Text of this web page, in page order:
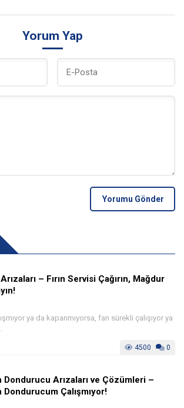
Yorum Yap
Yorumu Gönder
Arızaları – Fırın Servisi Çağırın, Mağdur
ya da kapanmıyorsa, fan sürekli çalışıyor ya
4500 0
Dondurucu Arızaları ve Çözümleri –
Dondurucum Çalışmıyor!